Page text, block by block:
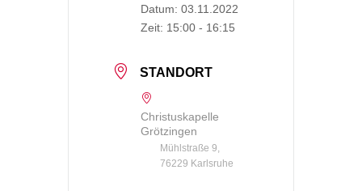
Datum: 03.11.2022
Zeit: 15:00 - 16:15
STANDORT
Christuskapelle
Grötzingen
Mühlstraße 9,
76229 Karlsruhe